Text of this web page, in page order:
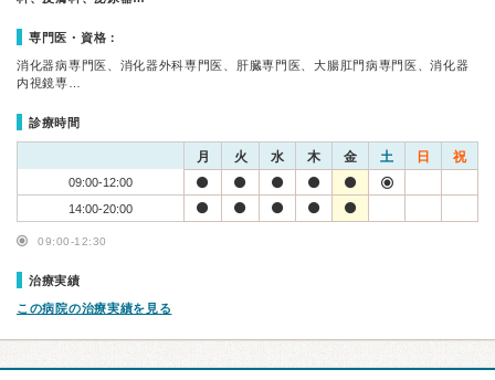
専門医・資格：
消化器病専門医、消化器外科専門医、肝臓専門医、大腸肛門病専門医、消化器
内視鏡専…
診療時間
月 火 水 木 金 土 日 祝
09:00-12:00
14:00-20:00
09:00-12:30
治療実績
この病院の治療実績を見る